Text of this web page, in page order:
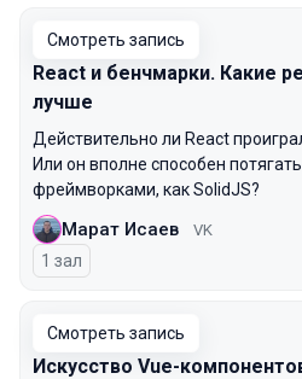
Смотреть запись
React и бенчмарки. Какие
лучше
Действительно ли React
Или он вполне способен
фреймворками, как SolidJS?
Марат Исаев VK
1 зал
Смотреть запись
Искусство Vue-